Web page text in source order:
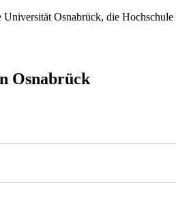
Osnabrück, die
Osnabrück